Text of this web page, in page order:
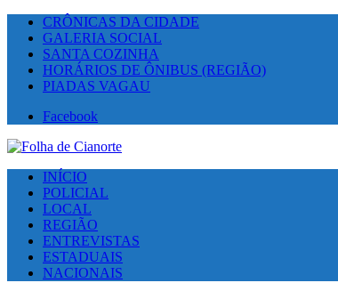
CRÔNICAS DA CIDADE
GALERIA SOCIAL
SANTA COZINHA
HORÁRIOS DE ÔNIBUS (REGIÃO)
PIADAS VAGAU
Facebook
INÍCIO
POLICIAL
LOCAL
REGIÃO
ENTREVISTAS
ESTADUAIS
NACIONAIS